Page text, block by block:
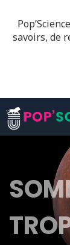
savoirs, de